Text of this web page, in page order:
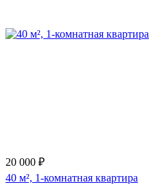
20 000 ₽
40 м², 1-комнатная квартира